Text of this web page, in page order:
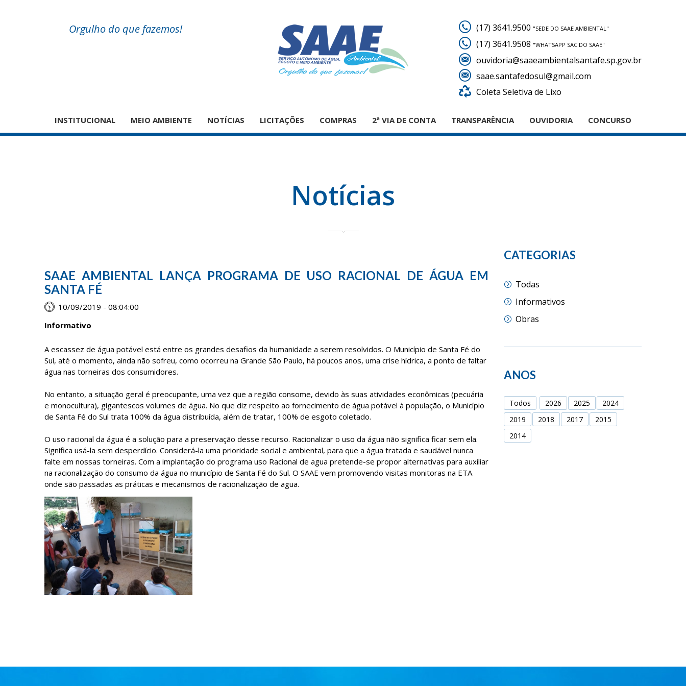
Orgulho do que fazemos! (17) 3641.9500 "SEDE DO SAAE AMBIENTAL"
(17) 3641.9508 "WHATSAPP SAC DO SAAE"
ouvidoria@saaeambientalsantafe.sp.gov.br
saae.santafedosul@gmail.com
Coleta Seletiva de Lixo
INSTITUCIONAL MEIO AMBIENTE NOTÍCIAS LICITAÇÕES COMPRAS 2ª VIA DE CONTA TRANSPARÊNCIA OUVIDORIA CONCURSO
Notícias
SAAE AMBIENTAL LANÇA PROGRAMA DE USO RACIONAL DE ÁGUA EM
SANTA FÉ
10/09/2019 - 08:04:00
Informativo
A escassez de água potável está entre os grandes desafios da humanidade a serem resolvidos. O Município de Santa Fé do
Sul, até o momento, ainda não sofreu, como ocorreu na Grande São Paulo, há poucos anos, uma crise hídrica, a ponto de faltar
água nas torneiras dos consumidores.
No entanto, a situação geral é preocupante, uma vez que a região consome, devido às suas atividades econômicas (pecuária
e monocultura), gigantescos volumes de água. No que diz respeito ao fornecimento de água potável à população, o Município
de Santa Fé do Sul trata 100% da água distribuída, além de tratar, 100% de esgoto coletado.
O uso racional da água é a solução para a preservação desse recurso. Racionalizar o uso da água não significa ficar sem ela.
Significa usá-la sem desperdício. Considerá-la uma prioridade social e ambiental, para que a água tratada e saudável nunca
falte em nossas torneiras. Com a implantação do programa uso Racional de agua pretende-se propor alternativas para auxiliar
na racionalização do consumo da água no município de Santa Fé do Sul. O SAAE vem promovendo visitas monitoras na ETA
onde são passadas as práticas e mecanismos de racionalização de agua.
CATEGORIAS
Todas
Informativos
Obras
ANOS
Todos 2026 2025
2024
2019
2018 2017
2015
2014